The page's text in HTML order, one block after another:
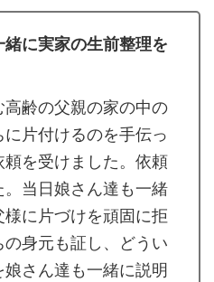
に実家の生前整理を
齢の父親の家の中の
片付けるのを手伝っ
を受けました。依頼
。当日娘さん達も一緒
に片づけを頑固に拒
身元も証し、どうい
さん達も一緒に説明